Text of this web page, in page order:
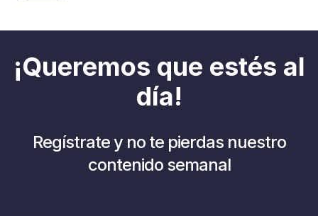
¡Queremos que estés al
día!
Regístrate y no te pierdas nuestro
contenido semanal